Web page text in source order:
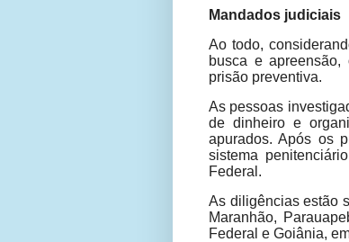
Mandados judiciais
Ao todo,
busca e
prisão preventiva.
As pessoas
de dinheiro e
apurados. Após os
sistema
Federal.
As diligências estão
Maranhão,
Federal e Goiânia,